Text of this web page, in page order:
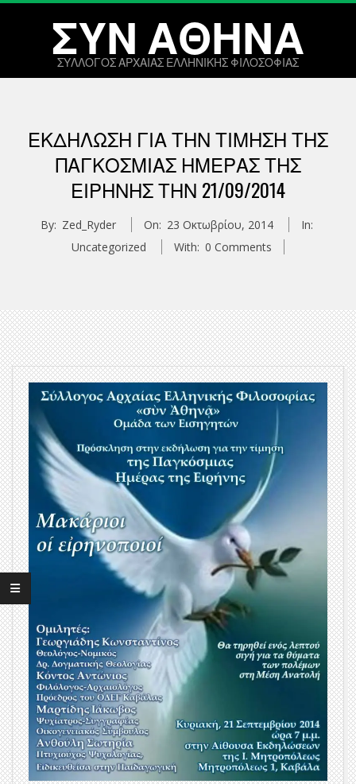
ΣΥΝ ΑΘΗΝΑ
ΣΥΛΛΟΓΟΣ ΑΡΧΑΙΑΣ ΕΛΛΗΝΙΚΗΣ ΦΙΛΟΣΟΦΙΑΣ
MenuΕΚΔΉΛΩΣΗ ΓΙΑ ΤΗΝ ΤΊΜΗΣΗ ΤΗΣ
ΠΑΓΚΌΣΜΙΑΣ ΗΜΈΡΑΣ ΤΗΣ
ΕΙΡΉΝΗΣ ΤΗΝ 21/09/2014
By: Zed_Ryder On: 23 Οκτωβρίου, 2014
In:
Uncategorized
With: 0 Comments